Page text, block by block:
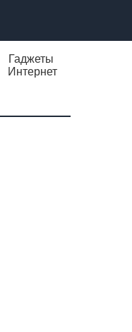
Гаджеты
Интернет